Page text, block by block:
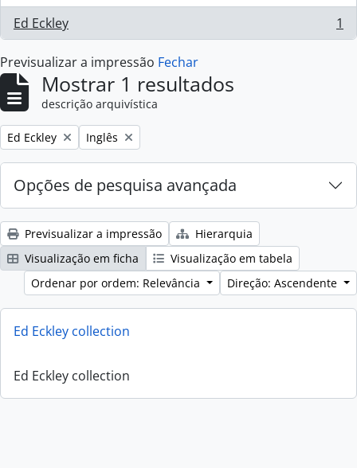
Ed Eckley
, 1 resultados 1
Previsualizar a impressão Fechar
Mostrar 1 resultados
descrição arquivística
Remove filter:
Ed Eckley Remove filter:
Inglês
Opções de pesquisa avançada
Previsualizar a impressão
Hierarquia
Visualização em ficha
Visualização em tabela
Ordenar por ordem: Relevância
Direção: Ascendente
Ed Eckley collection
Ed Eckley collection